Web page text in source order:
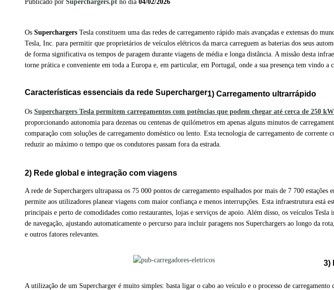
Publicado por Superchargers.pt no dia 04/02/2026
Os Superchargers Tesla constituem uma das redes de carregamento rápido mais avançadas e extensas do
Tesla, Inc. para permitir que proprietários de veículos elétricos da marca carreguem as baterias dos seus
de forma significativa os tempos de paragem durante viagens de média e longa distância. A missão desta
torne prática e conveniente em toda a Europa e, em particular, em Portugal, onde a sua presença tem vindo a
Características essenciais da rede Supercharger1) Carregamento ultrarrápido
Os Superchargers Tesla permitem carregamentos com potências que podem chegar até cerca de 250 kW
proporcionando autonomia para dezenas ou centenas de quilómetros em apenas alguns minutos de
comparação com soluções de carregamento doméstico ou lento. Esta tecnologia de carregamento de
reduzir ao máximo o tempo que os condutores passam fora da estrada.
2) Rede global e integração com viagens
A rede de Superchargers ultrapassa os 75 000 pontos de carregamento espalhados por mais de 7 700
permite aos utilizadores planear viagens com maior confiança e menos interrupções. Esta infraestrutura está
principais e perto de comodidades como restaurantes, lojas e serviços de apoio. Além disso, os veículos Tesla
de navegação, ajustando automaticamente o percurso para incluir paragens nos Superchargers ao longo da
e outros fatores relevantes.
3)
A utilização de um Supercharger é muito simples: basta ligar o cabo ao veículo e o processo de carregamento